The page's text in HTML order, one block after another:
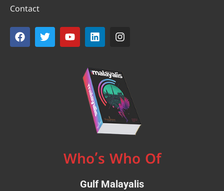
Contact
Who’s Who Of
Gulf Malayalis